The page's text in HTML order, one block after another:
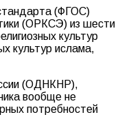
(ФГОС)
(ОРКСЭ) из шести
культур
культур ислама,
(ОДНКНР),
вообще не
потребностей